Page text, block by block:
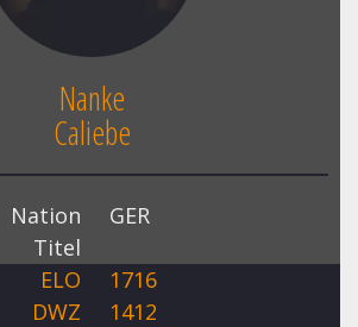
Nanke
Caliebe
Nation
GER
Titel
ELO
1716
DWZ
1412